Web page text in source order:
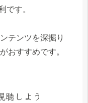
です。
テンツを深掘り
がおすすめです。
聴しよう